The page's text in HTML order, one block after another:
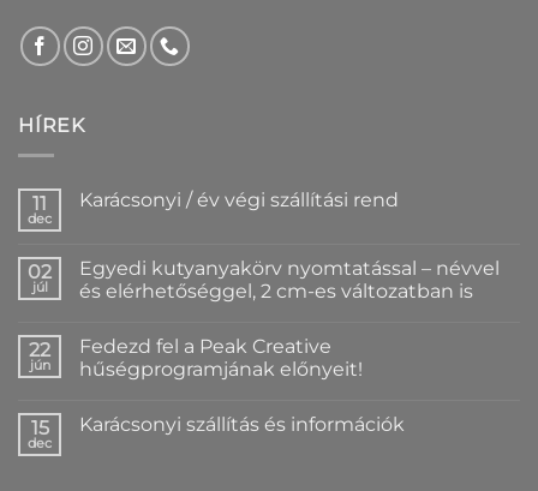
HÍREK
11
dec
Karácsonyi / év végi szállítási rend
Karácsonyi
év
rend
bejegyzéshez
02
júl
Egyedi kutyanyakörv nyomtatással – névvel
és elérhetőséggel, 2 cm-es változatban is
a(z)
Egyedi
kutyanyakörv
névvel
22
jún
Fedezd fel a Peak Creative
hűségprogramjának előnyeit!
a(z)
15
dec
Karácsonyi szállítás és információk